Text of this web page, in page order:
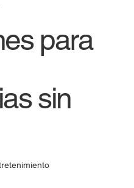
para
sin